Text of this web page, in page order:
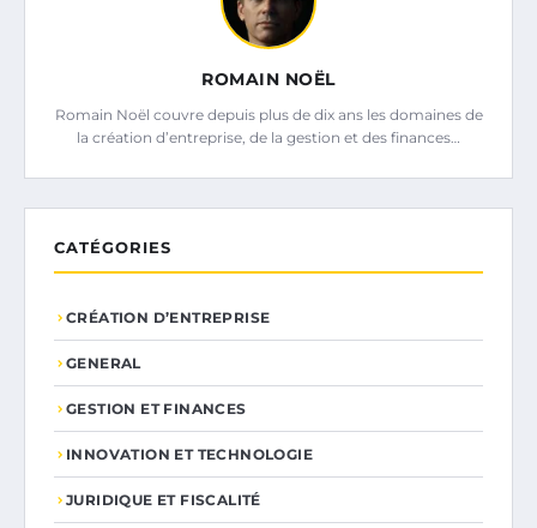
ROMAIN NOËL
Romain Noël couvre depuis plus de dix ans les domaines de
la création d’entreprise, de la gestion et des finances…
CATÉGORIES
CRÉATION D’ENTREPRISE
GENERAL
GESTION ET FINANCES
INNOVATION ET TECHNOLOGIE
JURIDIQUE ET FISCALITÉ